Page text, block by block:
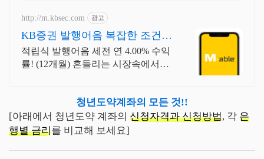
http://m.kbsec.com 광고
KB증권 발행어음 복잡한 조건없
이 누구나
적립식 발행어음 세전 연 4.00% 수익
률! (12개월) 흔들리는 시장속에서도
청년도약계좌의 모든 것!!
[아래에서 청년도약 계좌의 신청자격과 신청방법, 각 은
행별 금리를 비교해 보세요]